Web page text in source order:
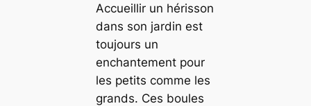
Accueillir un hérisson
dans son jardin est
toujours un
enchantement pour
les petits comme les
grands. Ces boules